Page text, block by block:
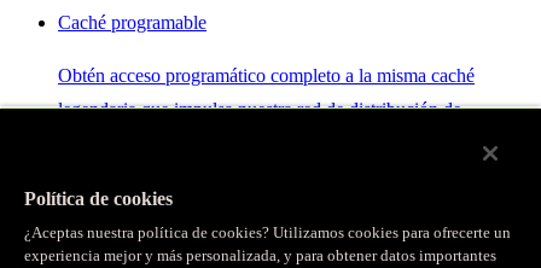
Caché programable
Obtén acceso programático completo a la misma caché
legendaria que impulsa nuestra red de distribución de
Servidor MCP
Política de cookies
¿Aceptas nuestra política de cookies? Utilizamos cookies para ofrecerte un
experiencia mejor y más personalizada, y para obtener datos importantes